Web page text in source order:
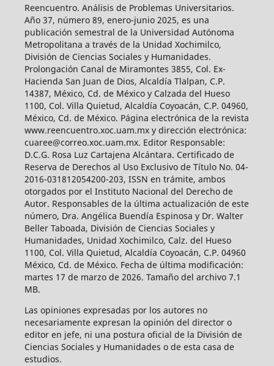
Reencuentro. Análisis de Problemas Universitarios.
Año 37, número 89, enero-junio 2025, es una
publicación semestral de la Universidad Autónoma
Metropolitana a través de la Unidad Xochimilco,
División de Ciencias Sociales y Humanidades.
Prolongación Canal de Miramontes 3855, Col. Ex-
Hacienda San Juan de Dios, Alcaldía Tlalpan, C.P.
14387, México, Cd. de México y Calzada del Hueso
1100, Col. Villa Quietud, Alcaldía Coyoacán, C.P. 04960,
México, Cd. de México. Página electrónica de la revista
www.reencuentro.xoc.uam.mx y dirección electrónica:
cuaree@correo.xoc.uam.mx. Editor Responsable:
D.C.G. Rosa Luz Cartajena Alcántara. Certificado de
Reserva de Derechos al Uso Exclusivo de Título No. 04-
2016-031812054200-203, ISSN en trámite, ambos
otorgados por el Instituto Nacional del Derecho de
Autor. Responsables de la última actualización de este
número, Dra. Angélica Buendía Espinosa y Dr. Walter
Beller Taboada, División de Ciencias Sociales y
Humanidades, Unidad Xochimilco, Calz. del Hueso
1100, Col. Villa Quietud, Alcaldía Coyoacán, C.P. 04960
México, Cd. de México. Fecha de última modificación:
martes 17 de marzo de 2026. Tamaño del archivo 7.1
MB.
Las opiniones expresadas por los autores no
necesariamente expresan la opinión del director o
editor en jefe, ni una postura oficial de la División de
Ciencias Sociales y Humanidades o de esta casa de
estudios.